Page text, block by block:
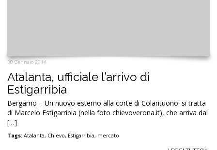
30 Gennaio 2014
Atalanta, ufficiale l’arrivo di
Estigarribia
Bergamo – Un nuovo esterno alla corte di Colantuono: si tratta
di Marcelo Estigarribia (nella foto chievoverona.it), che arriva dal
[…]
Tags: Atalanta, Chievo, Estigarribia, mercato